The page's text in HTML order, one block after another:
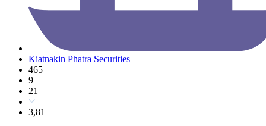
Kiatnakin Phatra Securities
465
9
21
3,81